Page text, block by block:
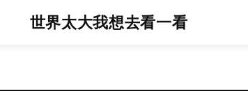
世界太大我想去看一看